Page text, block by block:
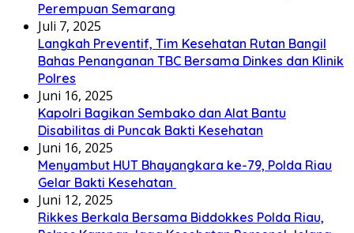
Perempuan Semarang
Juli 7, 2025
Langkah Preventif, Tim Kesehatan Rutan Bangil
Bahas Penanganan TBC Bersama Dinkes dan Klinik
Polres
Juni 16, 2025
Kapolri Bagikan Sembako dan Alat Bantu
Disabilitas di Puncak Bakti Kesehatan
Juni 16, 2025
Menyambut HUT Bhayangkara ke-79, Polda Riau
Gelar Bakti Kesehatan
Juni 12, 2025
Rikkes Berkala Bersama Biddokkes Polda Riau,